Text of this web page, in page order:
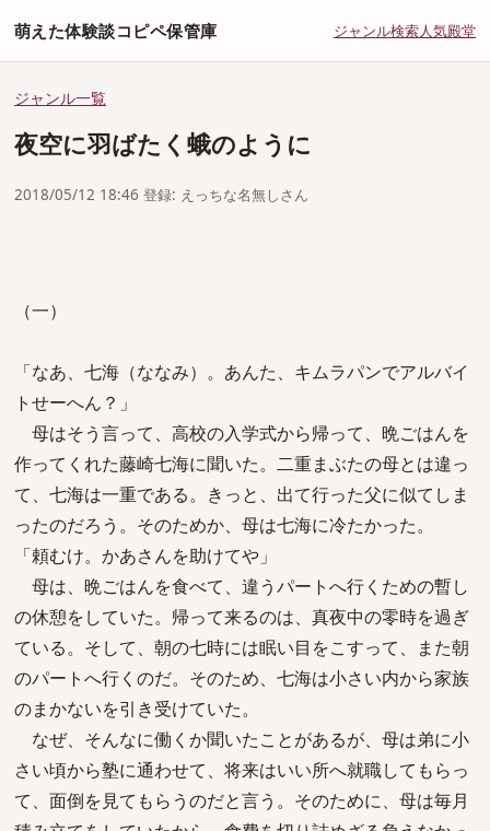
萌えた体験談コピペ保管庫 ジャンル検索人気殿堂
ジャンル一覧
夜空に羽ばたく蛾のように
2018/05/12 18:46 登録: えっちな名無しさん
（一）
「なあ、七海（ななみ）。あんた、キムラパンでアルバイ
トせーへん？」
母はそう言って、高校の入学式から帰って、晩ごはんを
作ってくれた藤崎七海に聞いた。二重まぶたの母とは違っ
て、七海は一重である。きっと、出て行った父に似てしま
ったのだろう。そのためか、母は七海に冷たかった。
「頼むけ。かあさんを助けてや」
母は、晩ごはんを食べて、違うパートへ行くための暫し
の休憩をしていた。帰って来るのは、真夜中の零時を過ぎ
ている。そして、朝の七時には眠い目をこすって、また朝
のパートへ行くのだ。そのため、七海は小さい内から家族
のまかないを引き受けていた。
なぜ、そんなに働くか聞いたことがあるが、母は弟に小
さい頃から塾に通わせて、将来はいい所へ就職してもらっ
て、面倒を見てもらうのだと言う。そのために、母は毎月